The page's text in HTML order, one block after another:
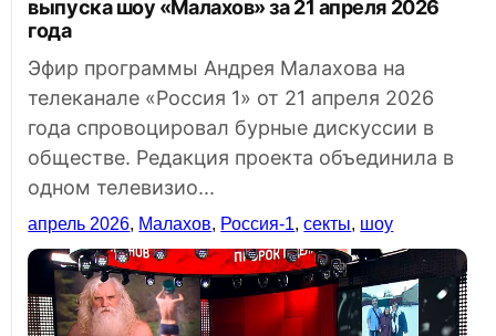
выпуска шоу «Малахов» за 21 апреля 2026
года
Эфир программы Андрея Малахова на
телеканале «Россия 1» от 21 апреля 2026
года спровоцировал бурные дискуссии в
обществе. Редакция проекта объединила в
одном телевизио...
апрель 2026, Малахов, Россия-1,секты, шоу